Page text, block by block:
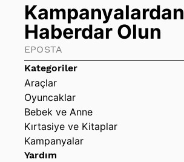
Kategoriler
Araçlar
Oyuncaklar
Bebek ve Anne
Kırtasiye ve Kitaplar
Kampanyalar
Yardım
Kampanyalardan
Haberdar Olun